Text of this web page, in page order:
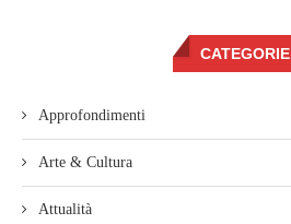
CATEGORIE
Approfondimenti
Arte & Cultura
Attualità